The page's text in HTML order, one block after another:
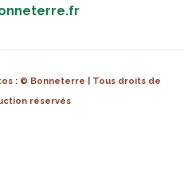
: © Bonneterre | Tous droits de
réservés